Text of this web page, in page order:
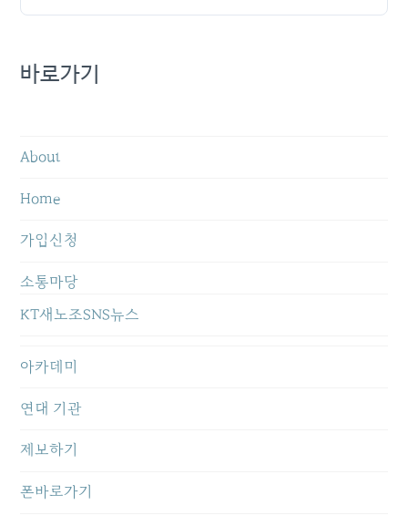
바로가기
About
Home
가입신청
소통마당
KT새노조SNS뉴스
아카데미
연대 기관
제보하기
폰바로가기